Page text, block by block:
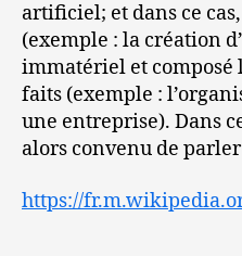
artificiel; et dans ce
(exemple : la création
immatériel et
faits (exemple :
une entreprise). Dans
alors convenu de
https://